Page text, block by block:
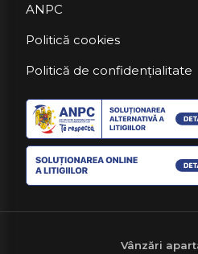
ANPC
Politică cookies
Politică de confidențialitate
Vânzări